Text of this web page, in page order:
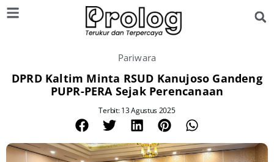
Pariwara
DPRD Kaltim Minta RSUD Kanujoso Gandeng
PUPR-PERA Sejak Perencanaan
Terbit: 13 Agustus 2025